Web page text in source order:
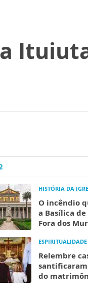
HISTÓRIA DA
O incêndio
a Basílica de
Fora dos
ESPIRITUALIDADE
Relembre
do